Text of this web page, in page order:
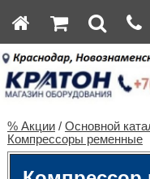
% Акции/ Основной
Компрессоры ременные